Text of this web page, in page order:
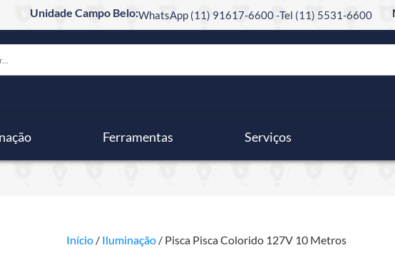
Unidade Campo Belo:WhatsApp (11) 91617-6600 -Tel (11) 5531-6600
Ferramentas Serviços
Início / Iluminação / Pisca Pisca Colorido 127V 10 Metros